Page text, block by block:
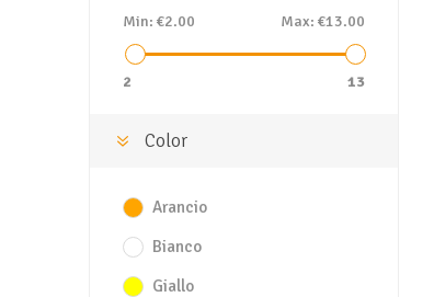
Min: €2.00 Max: €13.00
2 13
Color
Arancio
Bianco
Giallo